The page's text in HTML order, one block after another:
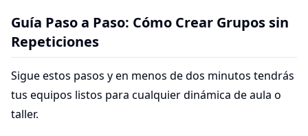
Guía Paso a Paso: Cómo Crear Grupos sin
Repeticiones
Sigue estos pasos y en menos de dos minutos tendrás
tus equipos listos para cualquier dinámica de aula o
taller.